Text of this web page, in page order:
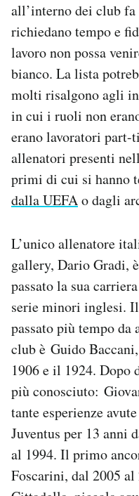
all’interno dei club
richiedano tempo e
lavoro non possa
bianco. La lista
molti risalgono agli
in cui i ruoli non
erano lavoratori
allenatori presenti
primi di cui si hanno
dalla UEFAo dagli
L’unico allenatore
gallery, Dario Gradi,
passato la sua
serie minori inglesi.
passato più tempo da
club è Guido
1906 e il 1924. Dopo
più conosciuto:
tante esperienze
Juventus per 13 anni
al 1994. Il primo
Foscarini, dal 2005